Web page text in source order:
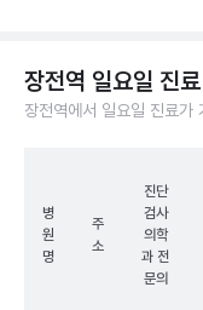
장전역 일요일 진
장전역에서 일요일 진료가
병
원
명
주
소
진단
검사
의학
과 전
문의